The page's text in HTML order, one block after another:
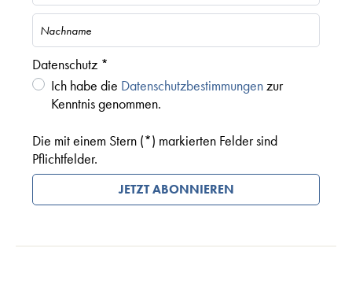
Datenschutz *
Ich habe die Datenschutzbestimmungenzur
Kenntnis genommen.
Die mit einem Stern (*) markierten Felder sind
Pflichtfelder.
JETZT ABONNIEREN